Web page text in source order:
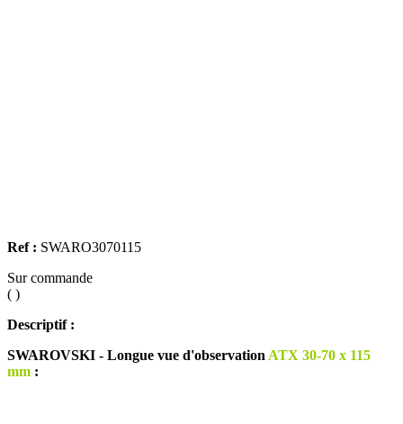
Ref : SWARO3070115
Sur commande
( )
Descriptif :
SWAROVSKI - Longue vue d'observation ATX 30-70 x 115
mm :